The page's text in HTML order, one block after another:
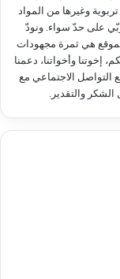
وغيرها من المواد
على حدّ سواء. ونودّ
هي ثمرة مجهودات
إخوتنا وأخواتنا، دعمنا
التواصل الاجتماعي مع
والتقدير.